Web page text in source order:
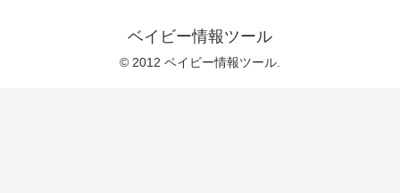
ベイビー情報ツール
© 2012 ベイビー情報ツール.